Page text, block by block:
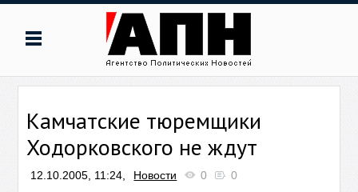
Камчатские тюремщики
Ходорковского не ждут
12.10.2005, 11:24, Новости 0 0